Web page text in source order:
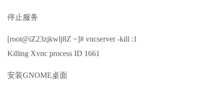
停止服务
[root@iZ23zjkwlj8Z ~]# vncserver -kill :1
Killing Xvnc process ID 1661
安装GNOME桌面